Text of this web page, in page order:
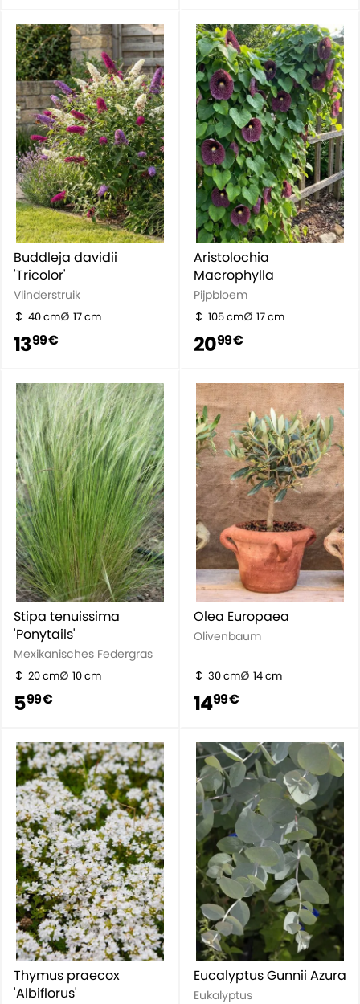
Buddleja davidii
'Tricolor'
Vlinderstruik
40 cm 17 cm
1399 €
Aristolochia
Macrophylla
Pijpbloem
105 cm 17 cm
2099 €
Stipa tenuissima
'Ponytails'
Mexikanisches Federgras
20 cm 10 cm
599 €
Olea Europaea
Olivenbaum
30 cm 14 cm
1499 €
Thymus praecox
'Albiflorus'
Eucalyptus Gunnii Azura
Eukalyptus